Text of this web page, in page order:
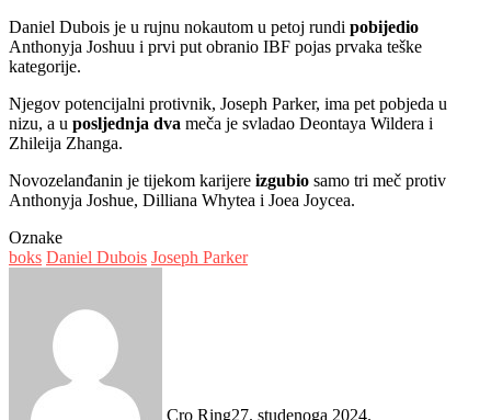
Daniel Dubois je u rujnu nokautom u petoj rundi pobijedio
Anthonyja Joshuu i prvi put obranio IBF pojas prvaka teške
kategorije.
Njegov potencijalni protivnik, Joseph Parker, ima pet pobjeda u
nizu, a u posljednja dva meča je svladao Deontaya Wildera i
Zhileija Zhanga.
Novozelanđanin je tijekom karijere izgubio samo tri meč protiv
Anthonyja Joshue, Dilliana Whytea i Joea Joycea.
Oznake
boks Daniel Dubois Joseph Parker
Cro Ring27. studenoga 2024.